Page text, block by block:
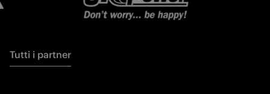
Tutti i partner